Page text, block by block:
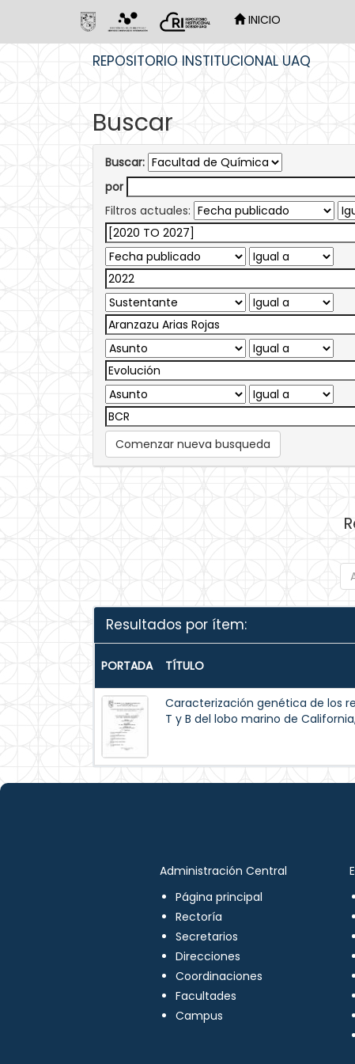
INICIO
REPOSITORIO INSTITUCIONAL UAQ
Buscar
Buscar:
por
Filtros actuales:
Comenzar nueva busqueda
Resultados por ítem:
PORTADA TÍTULO
Caracterización genética de los
T y B del lobo marino de
Administración Central
Página principal
Rectoría
Secretarios
Direcciones
Coordinaciones
Facultades
Campus